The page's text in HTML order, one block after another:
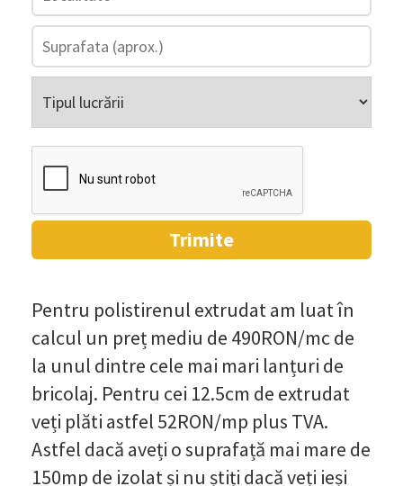
Pentru polistirenul extrudat am luat în
calcul un preț mediu de 490RON/mc de
la unul dintre cele mai mari lanțuri de
bricolaj. Pentru cei 12.5cm de extrudat
veți plăti astfel 52RON/mp plus TVA.
Astfel dacă aveți o suprafață mai mare de
150mp de izolat și nu știți dacă veți ieși